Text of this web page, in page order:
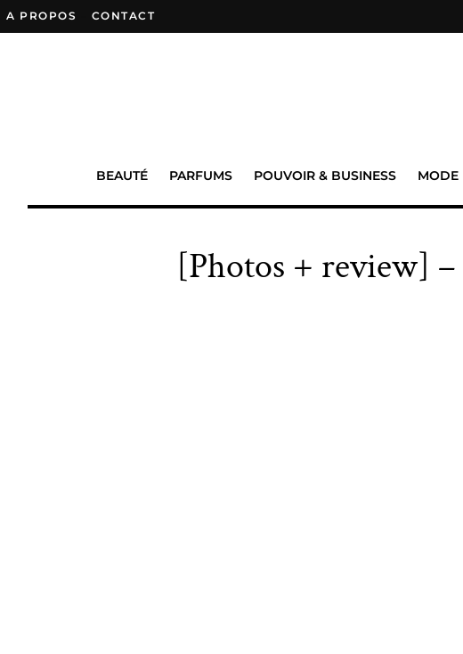
A PROPOS CONTACT
BEAUTÉ PARFUMS POUVOIR & BUSINESS MODE
[Photos + review]